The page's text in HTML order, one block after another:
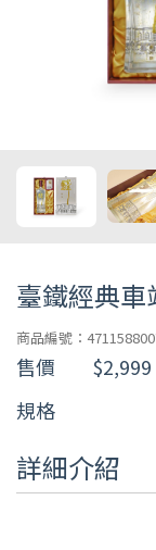
臺鐵經典車
商品編號：
售價
$2,999
規格
詳細介紹